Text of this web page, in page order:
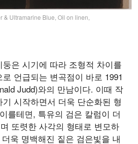
& Ultramarine Blue, Oil on linen,
은 시기에 따라 조형적 차이를
언급되는 변곡점이 바로 1991
Judd)와의 만남이다. 이때 작
시작하면서 더욱 단순화된 형
를테면, 특유의 검은 칼럼이 더
또렷한 사각의 형태로 변모하
욱 명백해진 짙은 검은빛을 내